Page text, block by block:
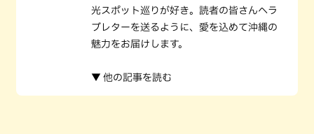
光スポット巡りが好き。読者の皆さんへラ
ブレターを送るように、愛を込めて沖縄の
魅力をお届けします。
▼ 他の記事を読む